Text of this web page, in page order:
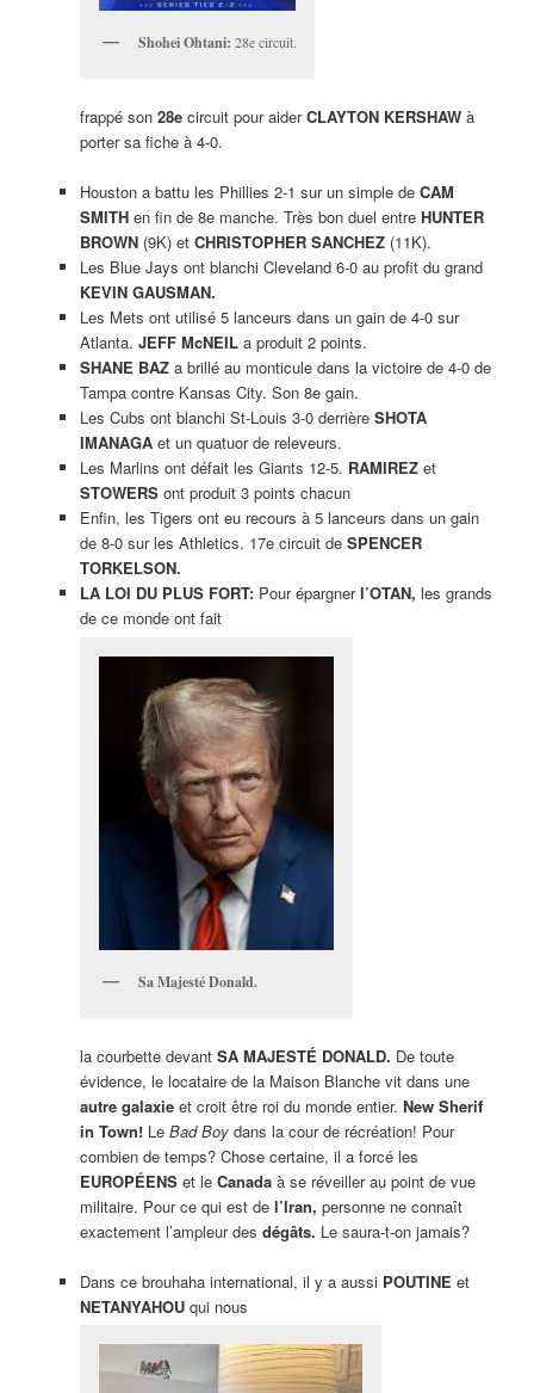
Shohei Ohtani: 28e circuit.
frappé son 28ecircuit pour aiderCLAYTON KERSHAWà
porter sa fiche à 4-0.
Houston a battu les Phillies 2-1 sur un simple de CAM
SMITHen fin de 8e manche. Très bon duel entre HUNTER
BROWN(9K) et CHRISTOPHER SANCHEZ(11K).
Les Blue Jays ont blanchi Cleveland 6-0 au profit du grand
KEVIN GAUSMAN.
Les Mets ont utilisé 5 lanceurs dans un gain de 4-0 sur
Atlanta. JEFF McNEILa produit 2 points.
SHANE BAZa brillé au monticule dans la victoire de 4-0 de
Tampa contre Kansas City. Son 8e gain.
Les Cubs ont blanchi St-Louis 3-0 derrière SHOTA
IMANAGAet un quatuor de releveurs.
Les Marlins ont défait les Giants 12-5. RAMIREZet
STOWERSont produit 3 points chacun
Enfin, les Tigers ont eu recours à 5 lanceurs dans un gain
de 8-0 sur les Athletics. 17e circuit de SPENCER
TORKELSON.
LA LOI DU PLUS FORT: Pour épargnerl’OTAN, les grands
de ce monde ont fait
Sa Majesté Donald.
la courbette devant SA MAJESTÉ DONALD. De toute
évidence, le locataire de la Maison Blanche vit dans une
autre galaxie et croit être roi du monde entier. New Sherif
in Town!Le Bad Boydans la cour de récréation! Pour
combien de temps? Chose certaine, il a forcé les
EUROPÉENSet le Canadaà se réveiller au point de vue
militaire. Pour ce qui est de l’Iran, personne ne connaît
exactement l’ampleur des dégâts. Le saura-t-on jamais?
Dans ce brouhaha international, il y a aussi POUTINE et
NETANYAHOUqui nous